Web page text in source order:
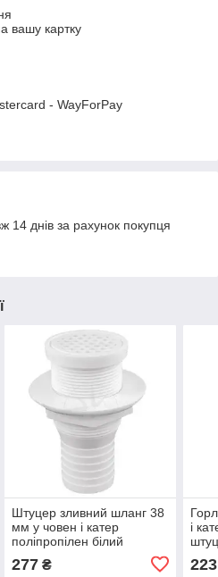
вашу картку
- WayForPay
14 днів за рахунок покупця
Штуцер зливний шланг 38
мм у човен і катер
поліпропілен білий
277₴
і
223